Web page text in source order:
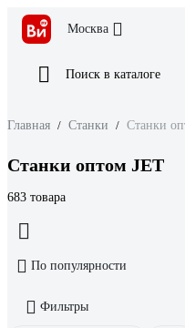
Москва
Поиск в каталоге
Главная / Станки / Станки
Станки оптом JET
683 товара
По популярности
Фильтры